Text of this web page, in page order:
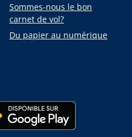
Sommes-nous le bon
carnet de vol?
Du papier au numérique